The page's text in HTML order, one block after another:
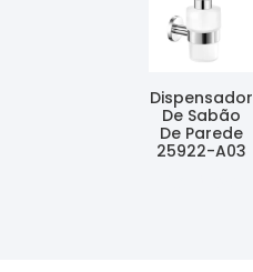
Dispensador
De Sabão
De Parede
25922-A03